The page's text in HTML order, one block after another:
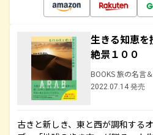
生きる知恵を
絶景１００
BOOKS 旅の名言
2022.07.14 発売
古きと新しき、東と西が調和する